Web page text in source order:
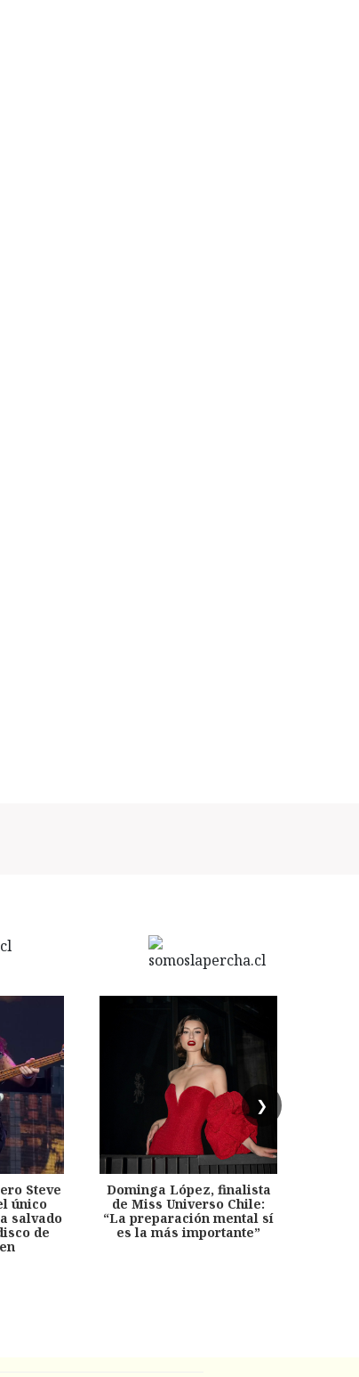
❯
Steve
único
salvado
de
Dominga López, finalista
de Miss Universo Chile:
“La preparación mental sí
es la más importante”